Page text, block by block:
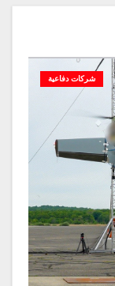
شركات دفاعية